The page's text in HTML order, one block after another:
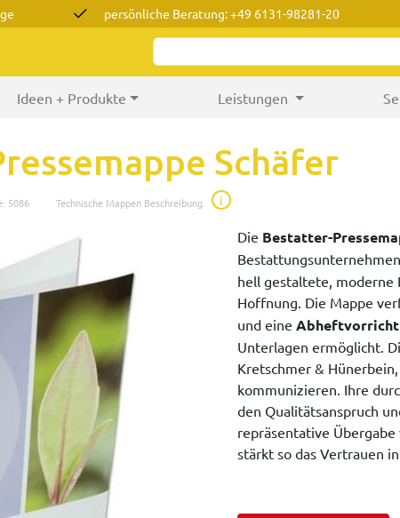
persönliche Beratung: +49 6131-98281-20
Ideen + Produkte Leistungen
Schäfer
5086 Technische Mappen Beschreibung i
Die Bestatter-
hell gestaltete,
Hoffnung. Die Mappe
und eine
Unterlagen ermöglicht.
Kretschmer &
kommunizieren. Ihre
den Qualitätsanspruch
repräsentative
stärkt so das Vertrauen